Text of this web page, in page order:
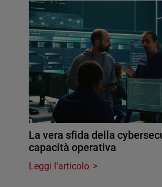
La vera sfida della
capacità operativa
Leggi l'articolo